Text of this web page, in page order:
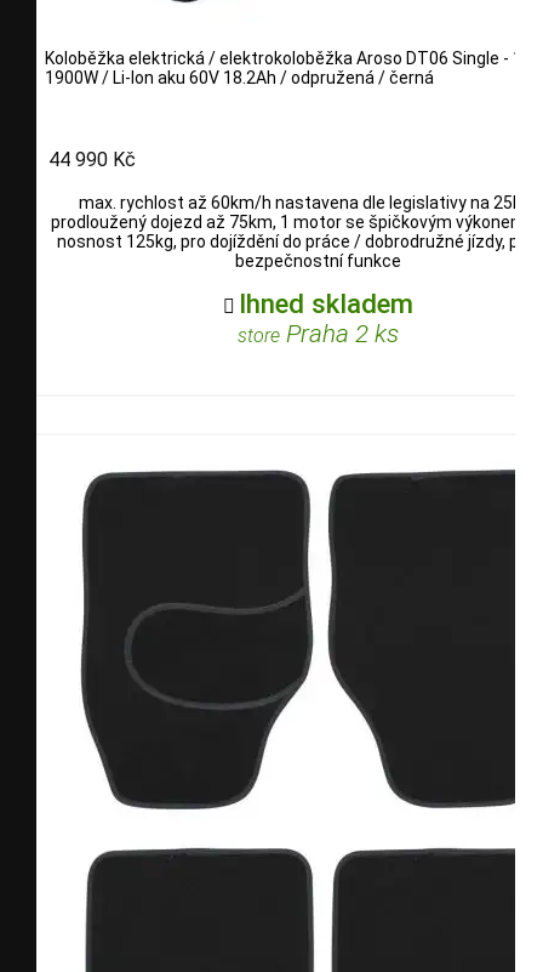
Koloběžka elektrická / elektrokoloběžka Aroso DT06 Single - 1
1900W / Li-Ion aku 60V 18.2Ah / odpružená / černá
44 990 Kč
max. rychlost až 60km/h nastavena dle legislativy na
prodloužený dojezd až 75km, 1 motor se špičkovým výkonem
nosnost 125kg, pro dojíždění do práce / dobrodružné jízdy,
bezpečnostní funkce
 Ihned skladem
storePraha 2 ks